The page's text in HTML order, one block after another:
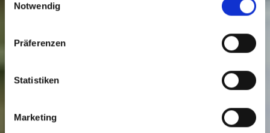
Notwendig
Präferenzen
Statistiken
Marketing